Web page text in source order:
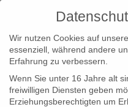
Wir nutzen Cookies auf
essenziell, während andere
Erfahrung zu verbessern.
Wenn Sie unter 16 Jahre alt
freiwilligen Diensten geben
Erziehungsberechtigten um